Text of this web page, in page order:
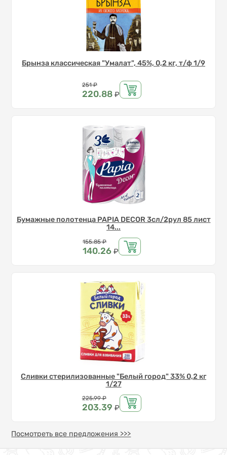
Брынза классическая "Умалат", 45%, 0,2 кг, т/ф 1/9
Цена
251 ₽
220.88 ₽
Бумажные полотенца PAPIA DECOR 3сл/2рул 85 лист
14...
Цена
155.85 ₽
140.26 ₽
Сливки стерилизованные "Белый город" 33% 0,2 кг
1/27
Цена
225.99 ₽
203.39 ₽
Посмотреть все предложения >>>